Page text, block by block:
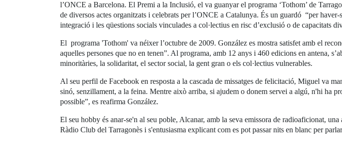
l’ONCE a Barcelona. El Premi a la Inclusió, el va guanyar el programa ‘Tothom’ de
de diversos actes organitzats i celebrats per l’ONCE a Catalunya. És un guardó “per
integració i les qüestions socials vinculades a col·lectius en risc d’exclusió o de capacitats
El programa 'Tothom' va néixer l’octubre de 2009. González es mostra satisfet amb el
aquelles persones que no en tenen”. Al programa, amb 12 anys i 460 edicions en antena,
minoritàries, la solidaritat, el sector social, la gent gran o els col·lectius vulnerables.
Al seu perfil de Facebook en resposta a la cascada de missatges de felicitació, Miguel va
sinó, senzillament, a la feina. Mentre això arriba, si ajudem o donem servei a algú, n'hi ha
possible”, es reafirma González.
El seu hobby és anar-se'n al seu poble, Alcanar, amb la seva emissora de radioaficionat,
Ràdio Club del Tarragonès i s'entusiasma explicant com es pot passar nits en blanc per